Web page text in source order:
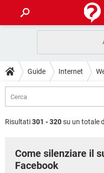
INTRATTENIMENTO
INSTAGRAM
TIKTOK
GUIDE
COVID-19
INTRATTENIMENTO
iOS
TIKTOK
HARDWARE
DOWNLOAD
COVID-19
INTRATTENIMENTO
INSTAGRAM
INTRATTENIMENTO
iOS
COVID-19
Guide Internet
Risultati301 - 320su un totale
Come silenziare il
Facebook